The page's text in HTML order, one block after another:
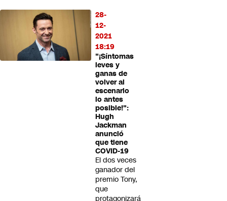
28-
12-
2021
18:19
"¡Síntomas
leves y
ganas de
volver al
escenario
lo antes
posible!":
Hugh
Jackman
anunció
que tiene
COVID-19
El dos veces
ganador del
premio Tony,
que
protagonizará